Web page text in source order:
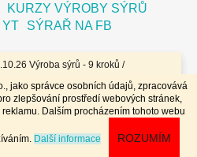
jako správce osobních údajů, zpracovává
zlepšování prostředí webových stránek,
Dalším procházením tohoto webu
Další informace ROZUMÍM
Výroba sýrů - 9 kroků /
/ 8.11.26 Jogurty, Zákysy, Kefír
23.,24.1.27 Sýry doma /
/ 10.4.27 Plísňáky - zrající sýry s
zrající sýry / 29.4..-2.5.27 Sýry 4
//
KURZY VÝROBY SÝRŮ
YT
SÝRAŘ NA FB
Shoptet